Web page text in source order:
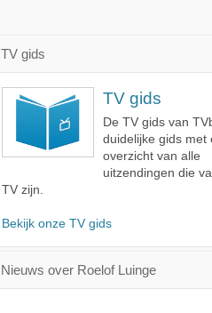
TV gids
TV gids
De TV gids van
duidelijke gids met
overzicht van alle
uitzendingen die
TV zijn.
Bekijk onze TV gids
Nieuws over Roelof Luinge